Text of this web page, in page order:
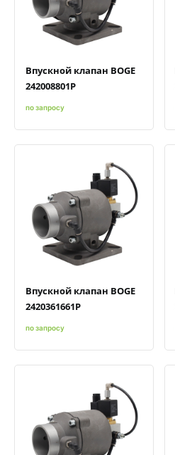
Быстрый просмотрДобавить к сравнению
Добавить в избранное
Впускной клапан BOGE
242008801P
по запросу
Быстрый просмотрДобавить к сравнению
Добавить в избранное
Впускной клапан BOGE
2420361661P
по запросу
Быстрый просмотрДобавить к сравнению
Добавить в избранное